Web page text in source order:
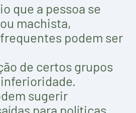
que a pessoa se
machista,
podem ser
de certos grupos
sugerir